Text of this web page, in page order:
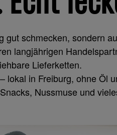
schmecken, sondern
langjährigen
Lieferketten.
in Freiburg, ohne Öl
Nussmuse und